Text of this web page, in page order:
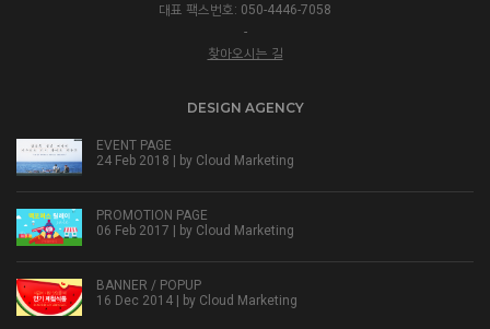
대표 팩스번호: 050-4446-7058
-
찾아오시는 길
DESIGN AGENCY
EVENT PAGE
24 Feb 2018 | by Cloud Marketing
PROMOTION PAGE
06 Feb 2017 | by Cloud Marketing
BANNER / POPUP
16 Dec 2014 | by Cloud Marketing